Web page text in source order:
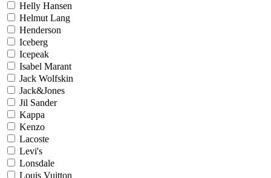
Helly Hansen
Helmut Lang
Henderson
Iceberg
Icepeak
Isabel Marant
Jack Wolfskin
Jack&Jones
Jil Sander
Kappa
Kenzo
Lacoste
Levi's
Lonsdale
Louis Vuitton